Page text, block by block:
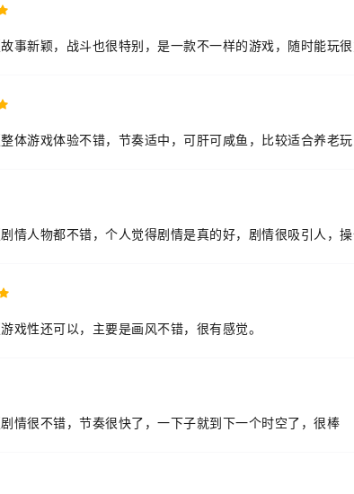
事新颖，战斗也很特别，是一款不一样的游戏，随时能玩
体游戏体验不错，节奏适中，可肝可咸鱼，比较适合养老玩
情人物都不错，个人觉得剧情是真的好，剧情很吸引人，
戏性还可以，主要是画风不错，很有感觉。
情很不错，节奏很快了，一下子就到下一个时空了，很棒